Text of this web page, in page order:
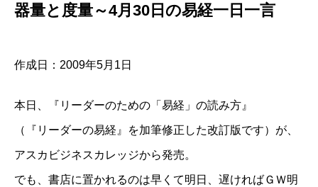
器量と度量～4月30日の易経一日一言
作成日：2009年5月1日
本日、『リーダーのための「易経」の読み方』
（『リーダーの易経』を加筆修正した改訂版です）が、
アスカビジネスカレッジから発売。
でも、書店に置かれるのは早くて明日、遅ければＧＷ明